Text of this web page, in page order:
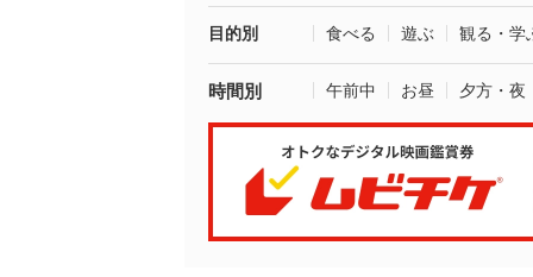
目的別 食べる 遊ぶ 観る・学
時間別 午前中 お昼 夕方・夜